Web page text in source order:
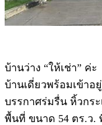
บ้านว่าง “ให้เช่า” ค่ะ
บ้านเดี่ยวพร้อมเข้าอ
บรรกาศร่มรื่น หิ้วกระ
พื้นที่ ขนาด 54 ตร.ว.